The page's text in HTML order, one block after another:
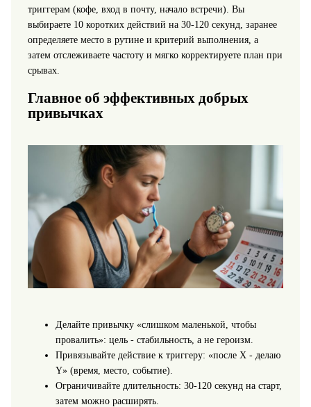
триггерам (кофе, вход в почту, начало встречи). Вы
выбираете 10 коротких действий на 30-120 секунд, заранее
определяете место в рутине и критерий выполнения, а
затем отслеживаете частоту и мягко корректируете план при
срывах.
Главное об эффективных добрых
привычках
Делайте привычку «слишком маленькой, чтобы
провалить»: цель - стабильность, а не героизм.
Привязывайте действие к триггеру: «после X - делаю
Y» (время, место, событие).
Ограничивайте длительность: 30-120 секунд на старт,
затем можно расширять.